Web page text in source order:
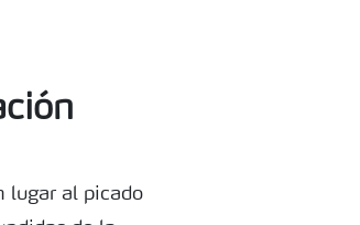
lugar al picado